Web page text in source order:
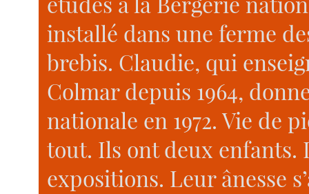
installé dans une ferme
brebis. Claudie, qui
Colmar depuis 1964,
nationale en 1972. Vie de
tout. Ils ont deux enfants.
expositions. Leur ânesse